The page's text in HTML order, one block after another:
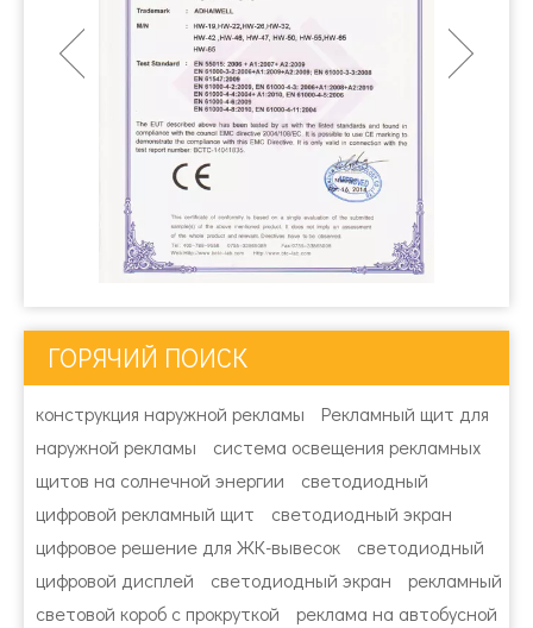
ГОРЯЧИЙ ПОИСК
конструкция наружной рекламы
Рекламный щит для
наружной рекламы
система освещения рекламных
щитов на солнечной энергии
светодиодный
цифровой рекламный щит
светодиодный экран
цифровое решение для ЖК-вывесок
светодиодный
цифровой дисплей
светодиодный экран
рекламный
световой короб с прокруткой
реклама на автобусной